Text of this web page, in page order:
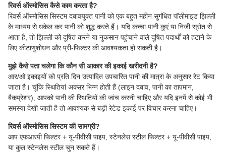
रिवर्स ऑस्मोसिस कैसे काम करता है?
रिवर्स ऑस्मोसिस सिस्टम दबावयुक्त पानी को एक बहुत महीन सुगंधित पॉलीमाइड झिल्ली
के माध्यम से धकेल कर पानी को शुद्ध करते हैं। यदि कच्चा पानी कुएं या निजी स्रोत से
आता है, तो झिल्ली को दूषित करने या नुकसान पहुंचाने वाले दूषित पदार्थों को हटाने के
लिए कीटाणुशोधन और प्री-फिल्टर की आवश्यकता हो सकती है।
मुझे कैसे पता चलेगा कि कौन सी आकार की इकाई खरीदनी है?
आर/ओ इकाइयों को प्रति दिन उत्पादित उपचारित पानी की मात्रा के अनुसार रेट किया
जाता है। चूंकि स्थितियां अक्सर भिन्न होती हैं (लाइन दबाव, पानी का तापमान,
बैकप्रेशर), आपको पानी की स्थितियों की जांच करनी चाहिए और यदि इनमें से कोई भी
समस्या देखी जाती है तो आवश्यक से बड़ी रेटेड इकाई पर विचार करना चाहिए।
रिवर्स ऑस्मोसिस सिस्टम की सामग्री?
आप एफआरपी फिल्टर + यू-पीवीसी पाइप, स्टेनलेस स्टील फिल्टर + यू-पीवीसी पाइप,
या कुल स्टेनलेस स्टील चुन सकते हैं।